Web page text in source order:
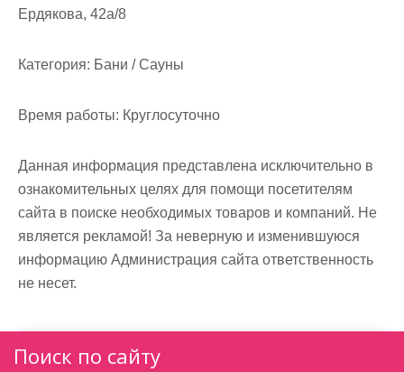
Ердякова, 42а/8
Категория: Бани / Сауны
Время работы: Круглосуточно
Данная информация представлена исключительно в
ознакомительных целях для помощи посетителям
сайта в поиске необходимых товаров и компаний. Не
является рекламой! За неверную и изменившуюся
информацию Администрация сайта ответственность
не несет.
Поиск по сайту